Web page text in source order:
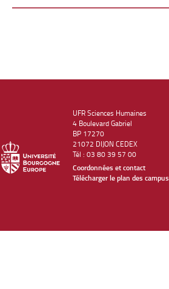
UFR Sciences Humaines
4 Boulevard Gabriel
BP 17270
21072 DIJON CEDEX
Tél : 03 80 39 57 00
Coordonnées et contact
Télécharger le plan des campus